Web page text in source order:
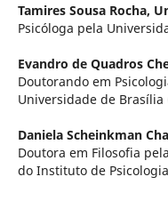
Tamires Sousa Rocha,
Psicóloga pela
Evandro de Quadros
Doutorando em
Universidade de Brasília
Daniela Scheinkman
Doutora em Filosofia
do Instituto de